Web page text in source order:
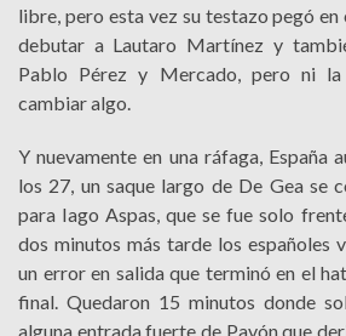
libre, pero esta vez su testazo pegó en
debutar a Lautaro Martínez y
Pablo Pérez y Mercado, pero ni
cambiar algo.
Y nuevamente en una ráfaga, España
los 27, un saque largo de De Gea se
para Iago Aspas, que se fue solo
dos minutos más tarde los españoles
un error en salida que terminó en el
final. Quedaron 15 minutos donde
alguna entrada fuerte de Pavón que